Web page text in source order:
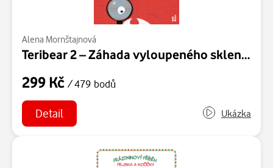
Alena Mornštajnová
Teribear 2 – Záhada vyloupeného skleníku
299 Kč / 479 bodů
Detail Ukázka